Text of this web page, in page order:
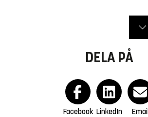
DELA PÅ
Facebook LinkedIn Email